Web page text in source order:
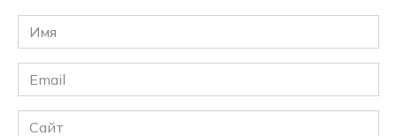
Имя
*
Email
*
Сайт